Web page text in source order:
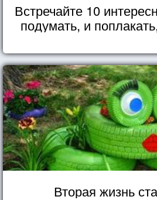
Встречайте 10
подумать, и
Вторая жизнь